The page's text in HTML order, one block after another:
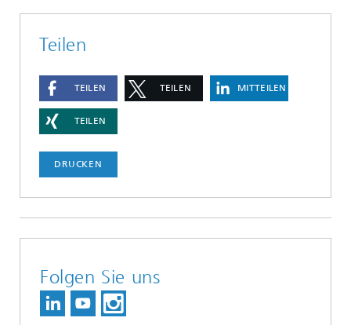
Teilen
TEILEN TEILEN MITTEILEN
TEILEN
DRUCKEN
Folgen Sie uns